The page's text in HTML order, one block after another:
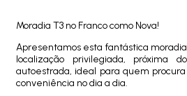
Moradia T3 no Franco como Nova!
Apresentamos esta fantástica
localização privilegiada, próxima
autoestrada, ideal para quem
conveniência no dia a dia.